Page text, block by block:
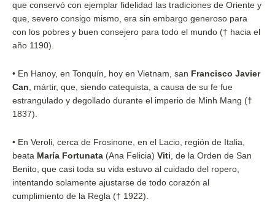
que conservó con ejemplar fidelidad las tradiciones de Oriente y
que, severo consigo mismo, era sin embargo generoso para
con los pobres y buen consejero para todo el mundo († hacia el
año 1190).
• En Hanoy, en Tonquín, hoy en Vietnam, san Francisco Javier
Can, mártir, que, siendo catequista, a causa de su fe fue
estrangulado y degollado durante el imperio de Minh Mang (†
1837).
• En Veroli, cerca de Frosinone, en el Lacio, región de Italia,
beata María Fortunata (Ana Felicia) Viti, de la Orden de San
Benito, que casi toda su vida estuvo al cuidado del ropero,
intentando solamente ajustarse de todo corazón al
cumplimiento de la Regla († 1922).